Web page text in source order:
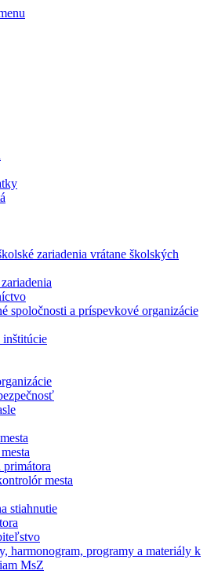
zariadenia vrátane školských
spoločnosti a príspevkové organizácie
primátora
mesta
stiahnutie
harmonogram, programy a materiály k
MsZ